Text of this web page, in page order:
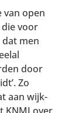
van open
voor
men
door
Zo
aan wijk-